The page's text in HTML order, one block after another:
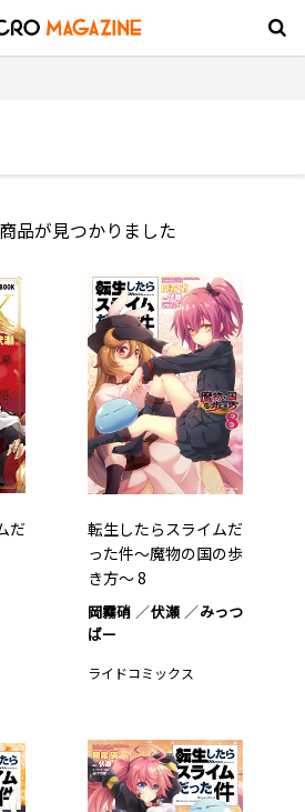
品が見つかりました
だ
転生したらスライムだ
った件～魔物の国の歩
き方～ 8
岡霧硝 伏瀬
みっつ
ばー
ライドコミックス